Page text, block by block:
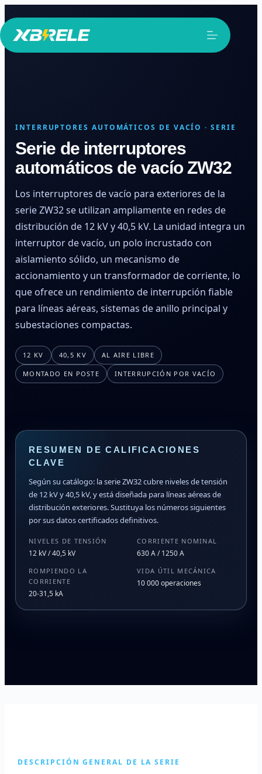
Saltar
al
contenido
INTERRUPTORES AUTOMÁTICOS DE VACÍO · SERIE
Serie de interruptores
automáticos de vacío ZW32
Los interruptores de vacío para exteriores de la
serie ZW32 se utilizan ampliamente en redes de
distribución de 12 kV y 40,5 kV. La unidad integra un
interruptor de vacío, un polo incrustado con
aislamiento sólido, un mecanismo de
accionamiento y un transformador de corriente, lo
que ofrece un rendimiento de interrupción fiable
para líneas aéreas, sistemas de anillo principal y
subestaciones compactas.
12 KV 40,5 KV AL AIRE LIBRE
MONTADO EN POSTE INTERRUPCIÓN POR VACÍO
RESUMEN DE CALIFICACIONES
CLAVE
Según su catálogo: la serie ZW32 cubre niveles de tensión
de 12 kV y 40,5 kV, y está diseñada para líneas aéreas de
distribución exteriores. Sustituya los números siguientes
por sus datos certificados definitivos.
NIVELES DE TENSIÓN
12 kV / 40,5 kV
CORRIENTE NOMINAL
630 A / 1250 A
ROMPIENDO LA
CORRIENTE
20-31,5 kA
VIDA ÚTIL MECÁNICA
10 000 operaciones
DESCRIPCIÓN GENERAL DE LA SERIE